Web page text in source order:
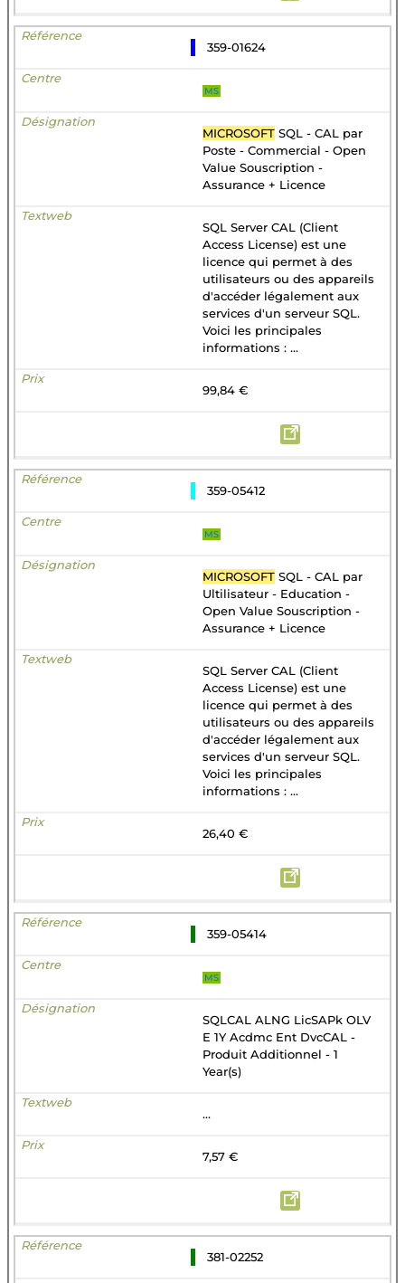
359-01624
MS
MICROSOFT SQL - CAL par
Poste - Commercial - Open
Value Souscription -
Assurance + Licence
SQL Server CAL (Client
Access License) est une
licence qui permet à des
utilisateurs ou des appareils
d'accéder légalement aux
services d'un serveur SQL.
Voici les principales
informations : ...
99,84 €
359-05412
MS
MICROSOFT SQL - CAL par
Ultilisateur - Education -
Open Value Souscription -
Assurance + Licence
SQL Server CAL (Client
Access License) est une
licence qui permet à des
utilisateurs ou des appareils
d'accéder légalement aux
services d'un serveur SQL.
Voici les principales
informations : ...
26,40 €
359-05414
MS
SQLCAL ALNG LicSAPk OLV
E 1Y Acdmc Ent DvcCAL -
Produit Additionnel - 1
Year(s)
...
7,57 €
381-02252